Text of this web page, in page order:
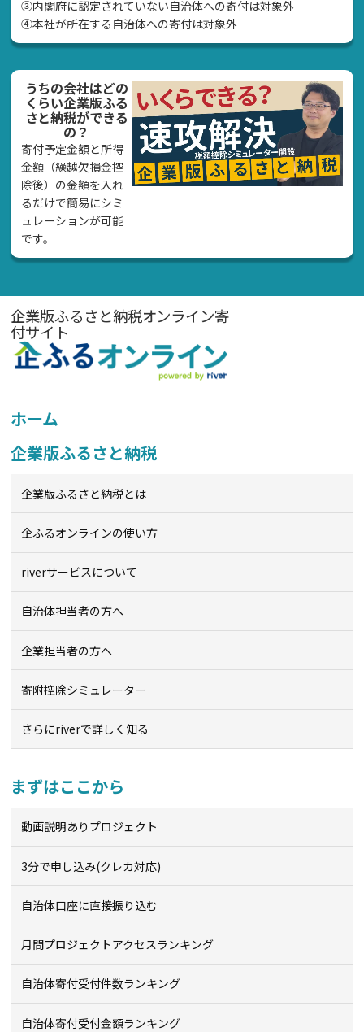
➂内閣府に認定されていない自治体への寄付は対象外
④本社が所在する自治体への寄付は対象外
うちの会社はどの
くらい企業版ふる
さと納税ができる
の？
寄付予定金額と所得
金額（繰越欠損金控
除後）の金額を入れ
るだけで簡易にシミ
ュレーションが可能
です。
企業版ふるさと納税オンライン寄
付サイト
ホーム
企業版ふるさと納税
企業版ふるさと納税とは
企ふるオンラインの使い方
riverサービスについて
自治体担当者の方へ
企業担当者の方へ
寄附控除シミュレーター
さらにriverで詳しく知る
まずはここから
動画説明ありプロジェクト
3分で申し込み(クレカ対応)
自治体口座に直接振り込む
月間プロジェクトアクセスランキング
自治体寄付受付件数ランキング
自治体寄付受付金額ランキング